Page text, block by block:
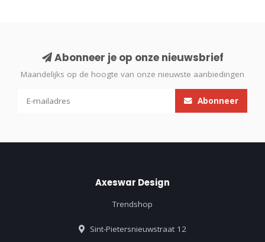
Abonneer je op onze nieuwsbrief
Maandelijks op de hoogte van onze nieuwste aanbiedingen
Abonneer
Axeswar Design
Trendshop
Sint-Pietersnieuwstraat 12